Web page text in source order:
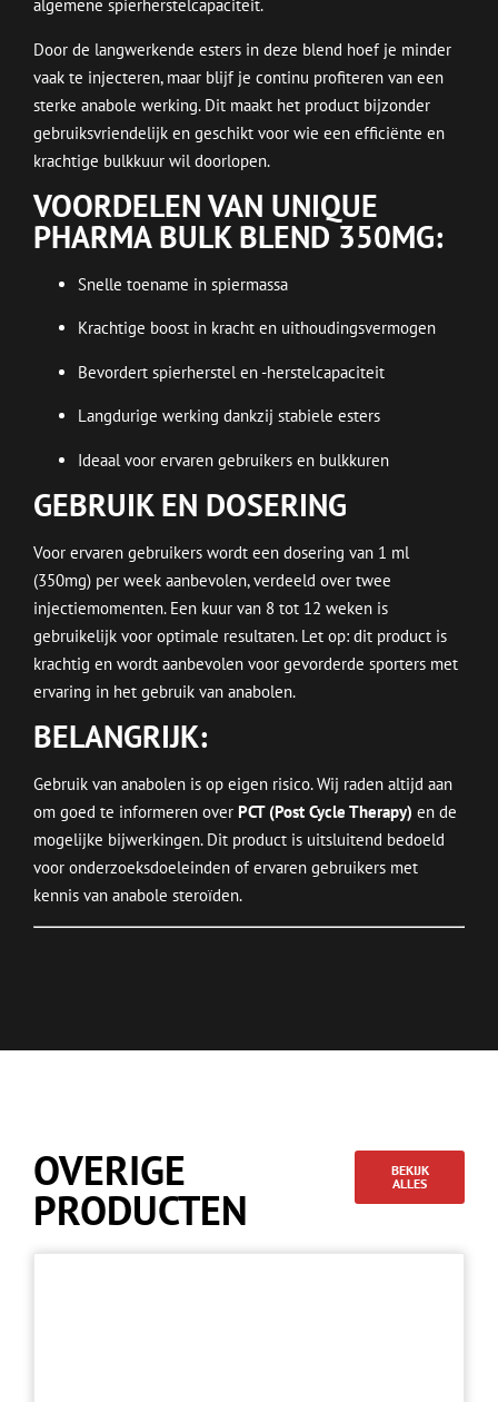
algemene spierherstelcapaciteit.
Door de langwerkende esters in deze blend hoef je minder
vaak te injecteren, maar blijf je continu profiteren van een
sterke anabole werking. Dit maakt het product bijzonder
gebruiksvriendelijk en geschikt voor wie een efficiënte en
krachtige bulkkuur wil doorlopen.
VOORDELEN VAN UNIQUE
PHARMA BULK BLEND 350MG:
Snelle toename in spiermassa
Krachtige boost in kracht en uithoudingsvermogen
Bevordert spierherstel en -herstelcapaciteit
Langdurige werking dankzij stabiele esters
Ideaal voor ervaren gebruikers en bulkkuren
GEBRUIK EN DOSERING
Voor ervaren gebruikers wordt een dosering van 1 ml
(350mg) per week aanbevolen, verdeeld over twee
injectiemomenten. Een kuur van 8 tot 12 weken is
gebruikelijk voor optimale resultaten. Let op: dit product is
krachtig en wordt aanbevolen voor gevorderde sporters met
ervaring in het gebruik van anabolen.
BELANGRIJK:
Gebruik van anabolen is op eigen risico. Wij raden altijd aan
om goed te informeren over PCT (Post Cycle Therapy) en de
mogelijke bijwerkingen. Dit product is uitsluitend bedoeld
voor onderzoeksdoeleinden of ervaren gebruikers met
kennis van anabole steroïden.
OVERIGE
PRODUCTEN
BEKIJK
ALLES